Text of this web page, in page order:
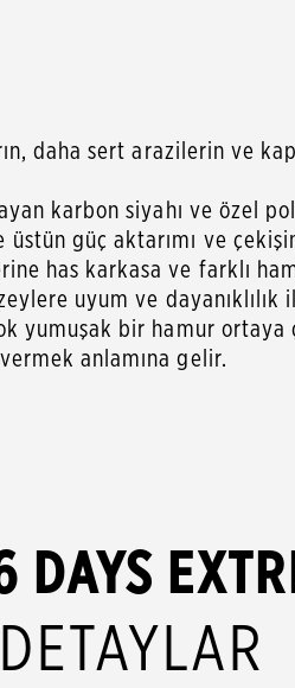
daha sert arazilerin ve
karbon siyahı ve özel
güç aktarımı ve
has karkasa ve farklı
uyum ve dayanıklılık
yumuşak bir hamur
anlamına gelir.
DAYS
DETAYLAR